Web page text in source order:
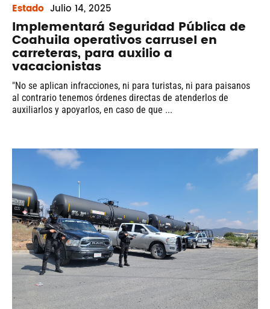
Estado Julio 14, 2025
Implementará Seguridad Pública de
Coahuila operativos carrusel en
carreteras, para auxilio a
vacacionistas
"No se aplican infracciones, ni para turistas, ni para paisanos
al contrario tenemos órdenes directas de atenderlos de
auxiliarlos y apoyarlos, en caso de que ...